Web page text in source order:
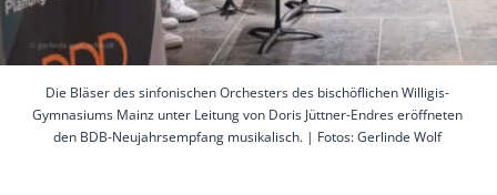
Die Bläser des sinfonischen Orchesters des bischöflichen Willigis-
Gymnasiums Mainz unter Leitung von Doris Jüttner-Endres eröffneten
den BDB-Neujahrsempfang musikalisch. | Fotos: Gerlinde Wolf